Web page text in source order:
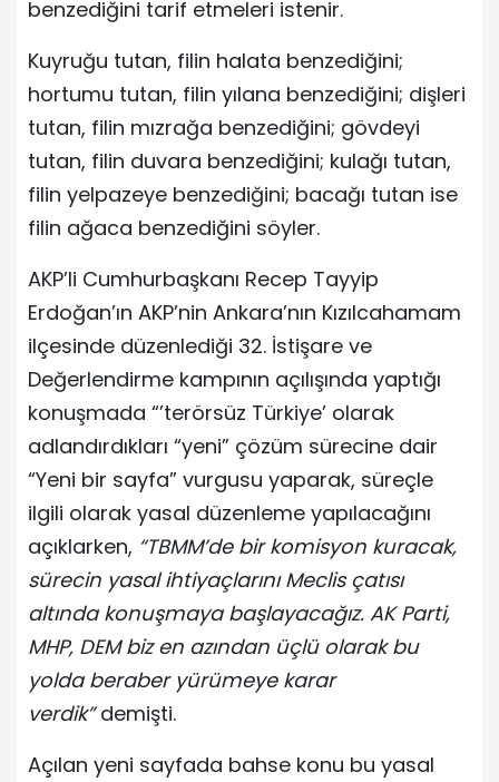
benzediğini tarif etmeleri istenir.
Kuyruğu tutan, filin halata benzediğini;
hortumu tutan, filin yılana benzediğini; dişleri
tutan, filin mızrağa benzediğini; gövdeyi
tutan, filin duvara benzediğini; kulağı tutan,
filin yelpazeye benzediğini; bacağı tutan ise
filin ağaca benzediğini söyler.
AKP’li Cumhurbaşkanı Recep Tayyip
Erdoğan’ın AKP’nin Ankara’nın Kızılcahamam
ilçesinde düzenlediği 32. İstişare ve
Değerlendirme kampının açılışında yaptığı
konuşmada “’terörsüz Türkiye’ olarak
adlandırdıkları “yeni” çözüm sürecine dair
“Yeni bir sayfa” vurgusu yaparak, süreçle
ilgili olarak yasal düzenleme yapılacağını
açıklarken, “TBMM’de bir komisyon kuracak,
sürecin yasal ihtiyaçlarını Meclis çatısı
altında konuşmaya başlayacağız. AK Parti,
MHP, DEM biz en azından üçlü olarak bu
yolda beraber yürümeye karar
verdik”demişti.
Açılan yeni sayfada bahse konu bu yasal